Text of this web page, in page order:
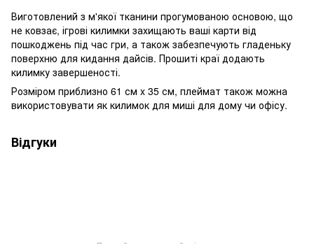
Виготовлений з м'якої тканини прогумованою основою, що
не ковзає, ігрові килимки захищають ваші карти від
пошкоджень під час гри, а також забезпечують гладеньку
поверхню для кидання дайсів. Прошиті краї додають
килимку завершеності.
Розміром приблизно 61 см x 35 см, плеймат також можна
використовувати як килимок для миші для дому чи офісу.
Відгуки